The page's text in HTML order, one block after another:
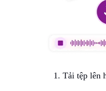
1. Tải tệp lên